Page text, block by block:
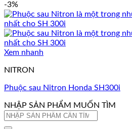
-3%
Xem nhanh
NITRON
Phuộc sau Nitron Honda SH300i
NHẬP SẢN PHẨM MUỐN TÌM
Tìm